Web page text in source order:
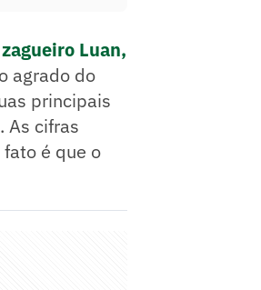
Luan,
agrado do
principais
As cifras
é que o